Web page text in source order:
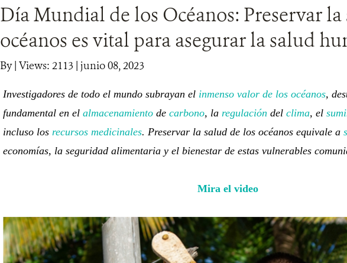
Día Mundial de los Océanos: Preservar
océanos es vital para asegurar la salud
By| Views: 2113 | junio 08, 2023
Investigadores de todo el mundo subrayan el inmenso valor de los océanos,
fundamental en el almacenamientode carbono, la regulación del clima, el
incluso los recursos medicinales. Preservar la salud de los océanos equivale a
economías, la seguridad alimentaria y el bienestar de estas vulnerables
Mira el video